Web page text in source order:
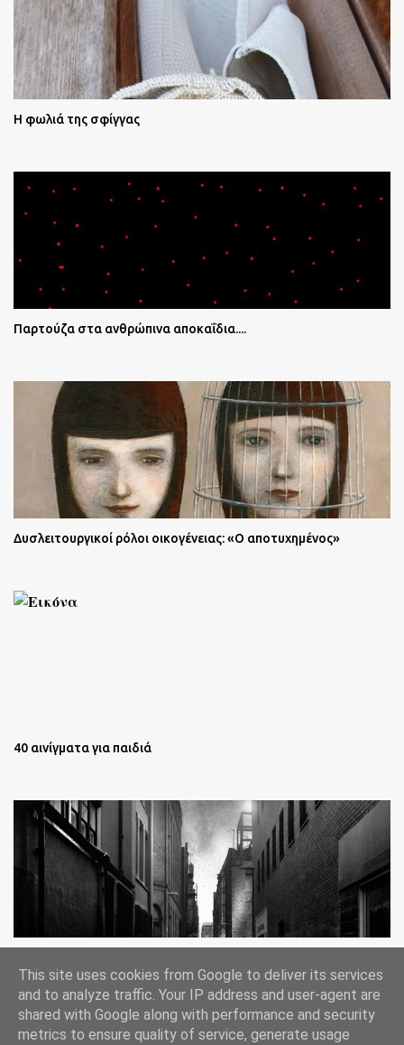
Η φωλιά της σφίγγας
Παρτούζα στα ανθρώπινα αποκαΐδια....
Δυσλειτουργικοί ρόλοι οικογένειας: «Ο αποτυχημένος»
40 αινίγματα για παιδιά
Lee Jeffries
This site uses cookies from Google to deliver its services
and to analyze traffic. Your IP address and user-agent are
shared with Google along with performance and security
metrics to ensure quality of service, generate usage